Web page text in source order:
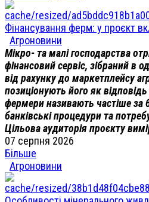
Фінансування ферм: у проєкт
Агроновини
Мікро- та малі господарства
фінансовий сервіс, зібраний в
від рахунку до маркетплейсу
позиціонують його як
фермери називають частіше за
банківські процедури та
Цільова аудиторія проєкту
07 серпня 2026
Більше
Агроновини